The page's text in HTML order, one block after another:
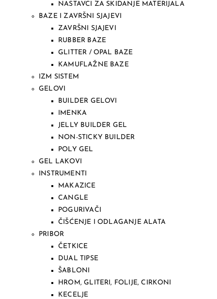
NASTAVCI ZA SKIDANJE MATERIJALA
BAZE I ZAVRŠNI SJAJEVI
ZAVRŠNI SJAJEVI
RUBBER BAZE
GLITTER / OPAL BAZE
KAMUFLAŽNE BAZE
IZM SISTEM
GELOVI
BUILDER GELOVI
IMENKA
JELLY BUILDER GEL
NON-STICKY BUILDER
POLY GEL
GEL LAKOVI
INSTRUMENTI
MAKAZICE
CANGLE
POGURIVAČI
ČIŠĆENJE I ODLAGANJE ALATA
PRIBOR
ČETKICE
DUAL TIPSE
ŠABLONI
HROM, GLITERI, FOLIJE, CIRKONI
KECELJE